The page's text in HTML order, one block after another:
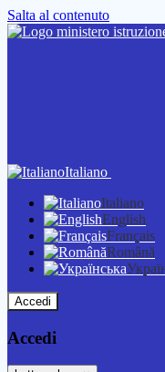
Salta al contenuto
Italiano
Italiano
English
Français
Română
Accedi
Accedi